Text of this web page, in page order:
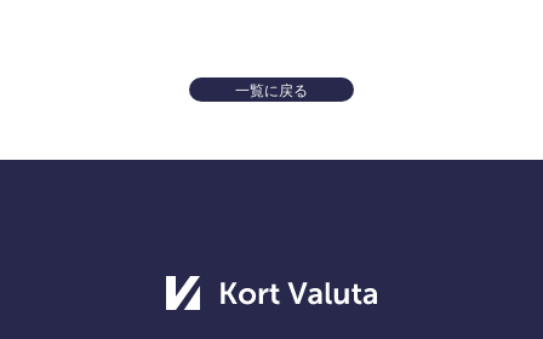
一覧に戻る